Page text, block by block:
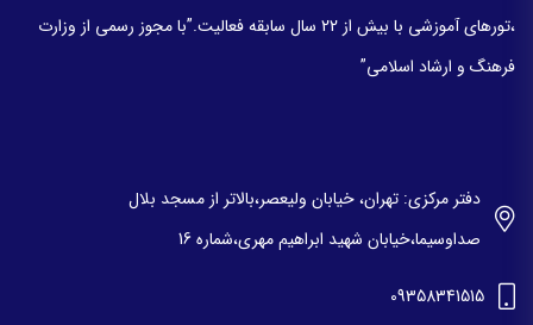
،تورهای آموزشی با بیش از 22 سال سابقه فعالیت.”با مجوز رسمی از وزارت
فرهنگ و ارشاد اسلامی”
دفتر مرکزی: تهران، خیابان ولیعصر،بالاتر از مسجد بلال
صداوسیما،خیابان شهید ابراهیم مهری،شماره 16
09358341515